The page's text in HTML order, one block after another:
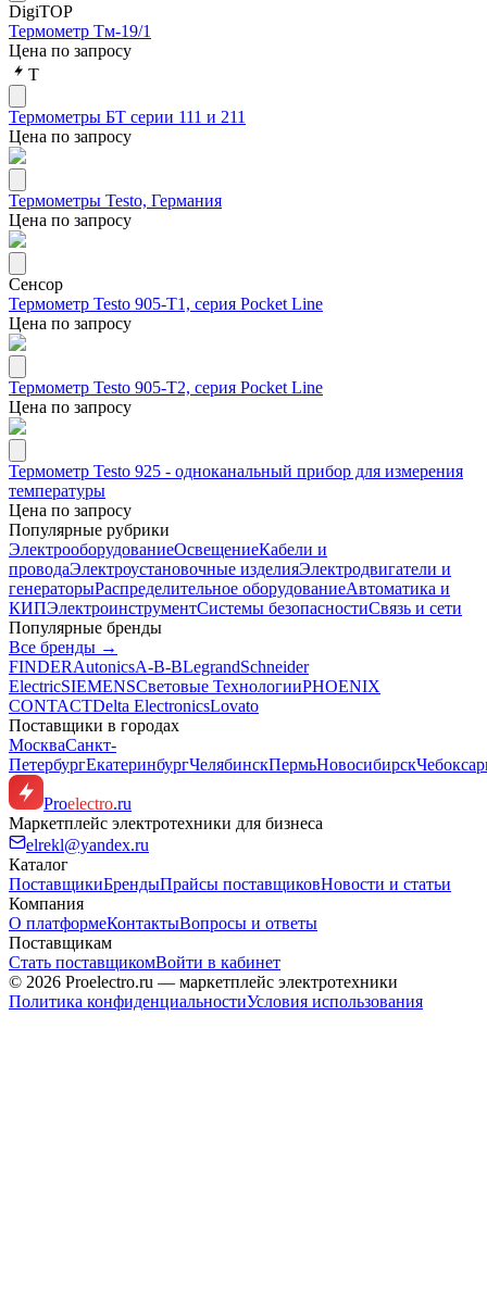
DigiTOP
Термометр Тм-19/1
Цена по запросу
Т
Термометры БТ серии 111 и 211
Цена по запросу
Термометры Testo, Германия
Цена по запросу
Сенсор
Термометр Testo 905-T1, серия Pocket Line
Цена по запросу
Термометр Testo 905-T2, серия Pocket Line
Цена по запросу
Термометр Testo 925 - одноканальный прибор для измерения
температуры
Цена по запросу
Популярные рубрики
ЭлектрооборудованиеОсвещениеКабели и
проводаЭлектроустановочные изделияЭлектродвигатели и
генераторыРаспределительное оборудованиеАвтоматика и
КИПЭлектроинструментСистемы безопасностиСвязь и сети
Популярные бренды
Все бренды →
FINDERAutonicsA-B-BLegrandSchneider
ElectricSIEMENSСветовые ТехнологииPHOENIX
CONTACTDelta ElectronicsLovato
Поставщики в городах
МоскваСанкт-
ПетербургЕкатеринбургЧелябинскПермьНовосибирск
Proelectro.ru
Маркетплейс электротехники для бизнеса
elrekl@yandex.ru
Каталог
ПоставщикиБрендыПрайсы поставщиковНовости и статьи
Компания
О платформеКонтактыВопросы и ответы
Поставщикам
Стать поставщикомВойти в кабинет
© 2026 Proelectro.ru — маркетплейс электротехники
Политика конфиденциальностиУсловия использования